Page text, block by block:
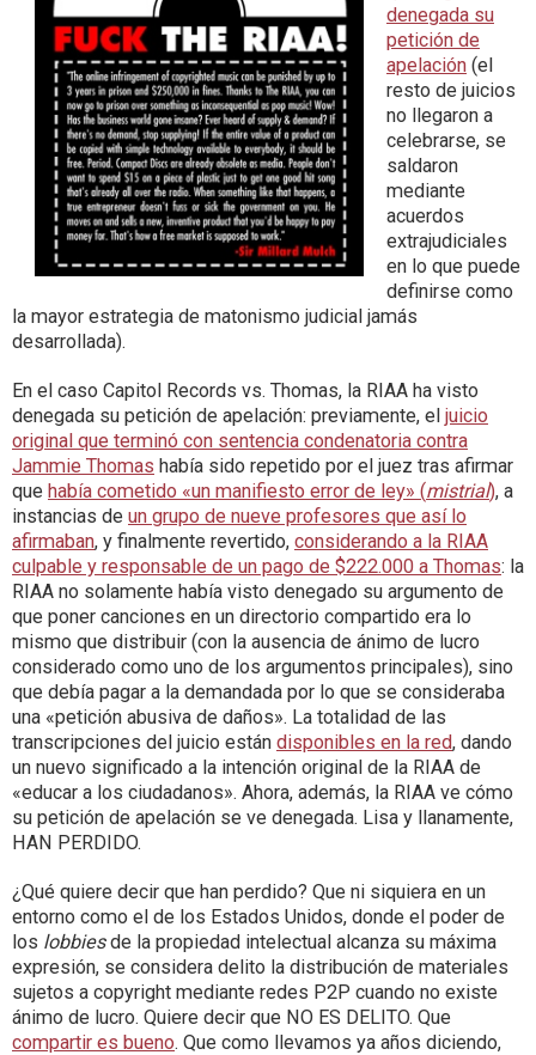
denegada su
petición de
apelación (el
resto de juicios
no llegaron a
celebrarse, se
saldaron
mediante
acuerdos
extrajudiciales
en lo que puede
definirse como
la mayor estrategia de matonismo judicial jamás
desarrollada).
En el caso Capitol Records vs. Thomas, la RIAA ha visto
denegada su petición de apelación: previamente, el juicio
original que terminó con sentencia condenatoria contra
Jammie Thomas había sido repetido por el juez tras afirmar
que había cometido «un manifiesto error de ley» (mistrial), a
instancias de un grupo de nueve profesores que así lo
afirmaban, y finalmente revertido, considerando a la RIAA
culpable y responsable de un pago de $222.000 a Thomas: la
RIAA no solamente había visto denegado su argumento de
que poner canciones en un directorio compartido era lo
mismo que distribuir (con la ausencia de ánimo de lucro
considerado como uno de los argumentos principales), sino
que debía pagar a la demandada por lo que se consideraba
una «petición abusiva de daños». La totalidad de las
transcripciones del juicio están disponibles en la red, dando
un nuevo significado a la intención original de la RIAA de
«educar a los ciudadanos». Ahora, además, la RIAA ve cómo
su petición de apelación se ve denegada. Lisa y llanamente,
HAN PERDIDO.
¿Qué quiere decir que han perdido? Que ni siquiera en un
entorno como el de los Estados Unidos, donde el poder de
los lobbiesde la propiedad intelectual alcanza su máxima
expresión, se considera delito la distribución de materiales
sujetos a copyright mediante redes P2P cuando no existe
ánimo de lucro. Quiere decir que NO ES DELITO. Que
compartir es bueno. Que como llevamos ya años diciendo,